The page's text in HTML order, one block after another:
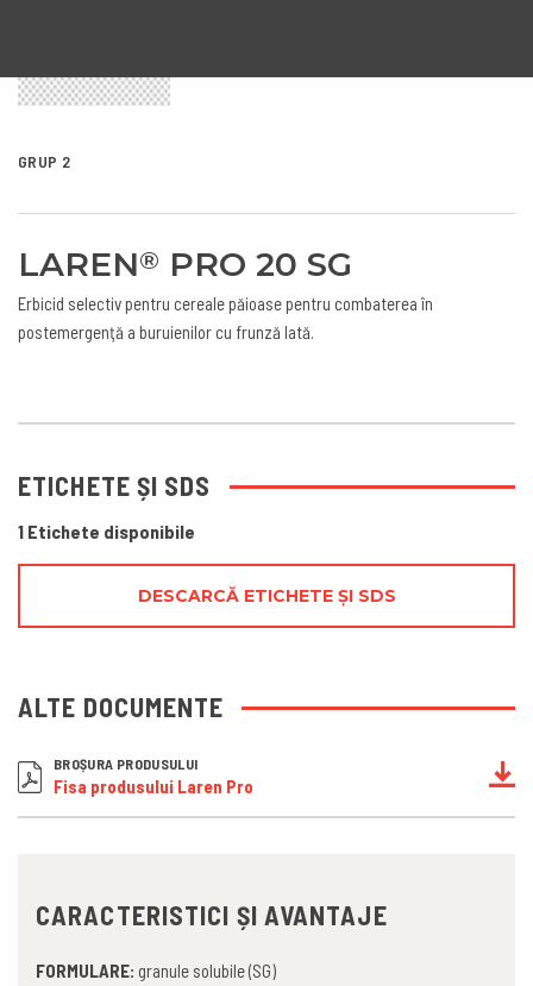
GRUP 2
LAREN® PRO 20 SG
Erbicid selectiv pentru cereale păioase pentru combaterea în
postemergenţă a buruienilor cu frunză lată.
CARACTERISTICI ȘI AVANTAJE
FORMULARE: granule solubile (SG)
ETICHETE ȘI SDS
1 Etichete disponibile
DESCARCĂ ETICHETE ȘI SDS
ALTE DOCUMENTE
BROȘURA PRODUSULUI
Fisa produsului Laren Pro